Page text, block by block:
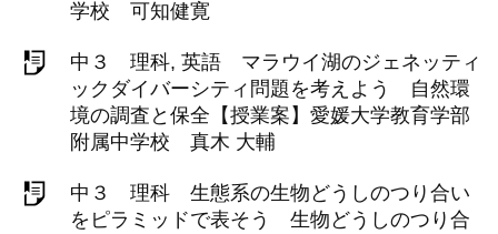
学校 可知健寛
中３ 理科, 英語 マラウイ湖のジェネッティ
ックダイバーシティ問題を考えよう 自然環
境の調査と保全【授業案】愛媛大学教育学部
附属中学校 真木 大輔
中３ 理科 生態系の生物どうしのつり合い
をピラミッドで表そう 生物どうしのつり合